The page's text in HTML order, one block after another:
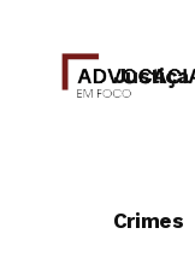
Justiça
Crimes